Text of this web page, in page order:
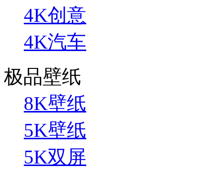
4K创意
4K汽车
极品壁纸
8K壁纸
5K壁纸
5K双屏